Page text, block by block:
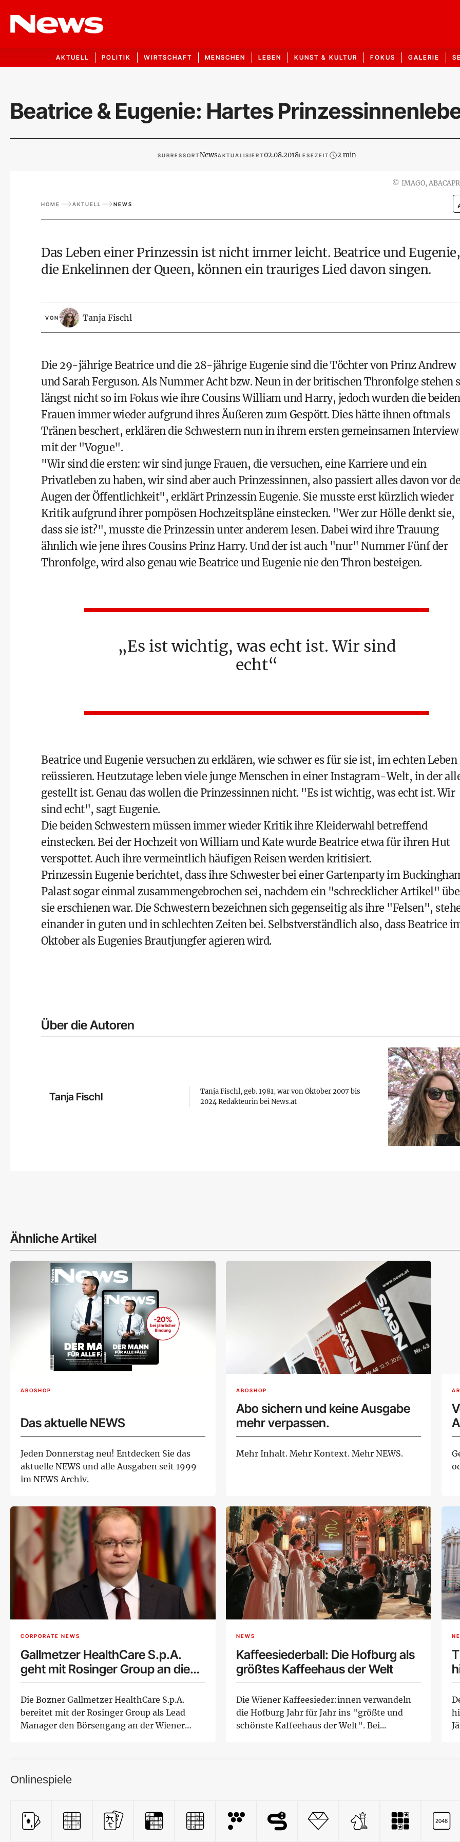
AKTUELL POLITIK WIRTSCHAFT MENSCHEN LEBEN KUNST & KULTUR FOKUS GALERIE
Beatrice & Eugenie: Hartes
SUBRESSORTNewsAKTUALISIERT02.08.2018LESEZEIT 2 min
© IMAGO,
HOME AKTUELL NEWS
Das Leben einer Prinzessin ist nicht immer leicht. Beatrice und Eugenie,
die Enkelinnen der Queen, können ein trauriges Lied davon singen.
VON Tanja Fischl
Die 29-jährige Beatrice und die 28-jährige Eugenie sind die Töchter von Prinz Andrew
und Sarah Ferguson. Als Nummer Acht bzw. Neun in der britischen Thronfolge stehen
längst nicht so im Fokus wie ihre Cousins William und Harry, jedoch wurden die beiden
Frauen immer wieder aufgrund ihres Äußeren zum Gespött. Dies hätte ihnen oftmals
Tränen beschert, erklären die Schwestern nun in ihrem ersten gemeinsamen Interview
mit der "Vogue".
"Wir sind die ersten: wir sind junge Frauen, die versuchen, eine Karriere und ein
Privatleben zu haben, wir sind aber auch Prinzessinnen, also passiert alles davon vor
Augen der Öffentlichkeit", erklärt Prinzessin Eugenie. Sie musste erst kürzlich wieder
Kritik aufgrund ihrer pompösen Hochzeitspläne einstecken. "Wer zur Hölle denkt sie,
dass sie ist?", musste die Prinzessin unter anderem lesen. Dabei wird ihre Trauung
ähnlich wie jene ihres Cousins Prinz Harry. Und der ist auch "nur" Nummer Fünf der
Thronfolge, wird also genau wie Beatrice und Eugenie nie den Thron besteigen.
Es ist wichtig, was echt ist. Wir sind
echt
Beatrice und Eugenie versuchen zu erklären, wie schwer es für sie ist, im echten Leben
reüssieren. Heutzutage leben viele junge Menschen in einer Instagram-Welt, in der
gestellt ist. Genau das wollen die Prinzessinnen nicht. "Es ist wichtig, was echt ist. Wir
sind echt", sagt Eugenie.
Die beiden Schwestern müssen immer wieder Kritik ihre Kleiderwahl betreffend
einstecken. Bei der Hochzeit von William und Kate wurde Beatrice etwa für ihren Hut
verspottet. Auch ihre vermeintlich häufigen Reisen werden kritisiert.
Prinzessin Eugenie berichtet, dass ihre Schwester bei einer Gartenparty im
Palast sogar einmal zusammengebrochen sei, nachdem ein "schrecklicher Artikel"
sie erschienen war. Die Schwestern bezeichnen sich gegenseitig als ihre "Felsen",
einander in guten und in schlechten Zeiten bei. Selbstverständlich also, dass Beatrice
Oktober als Eugenies Brautjungfer agieren wird.
Über die Autoren
Tanja Fischl
Tanja Fischl, geb. 1981, war von Oktober 2007 bis
2024 Redakteurin bei News.at
Ähnliche Artikel
ABOSHOP
Das aktuelle NEWS
Jeden Donnerstag neu! Entdecken Sie das
aktuelle NEWS und alle Ausgaben seit 1999
im NEWS Archiv.
ABOSHOP
Abo sichern und keine Ausgabe
mehr verpassen.
Mehr Inhalt. Mehr Kontext. Mehr NEWS.
CORPORATE NEWS
Gallmetzer HealthCare S.p.A.
geht mit Rosinger Group an die
Wiener Börse
Die Bozner Gallmetzer HealthCare S.p.A.
bereitet mit der Rosinger Group als Lead
Manager den Börsengang an der Wiener
NEWS
Kaffeesiederball: Die Hofburg als
größtes Kaffeehaus der Welt
Die Wiener Kaffeesieder:innen verwandeln
die Hofburg Jahr für Jahr ins "größte und
schönste Kaffeehaus der Welt". Bei...
Onlinespiele